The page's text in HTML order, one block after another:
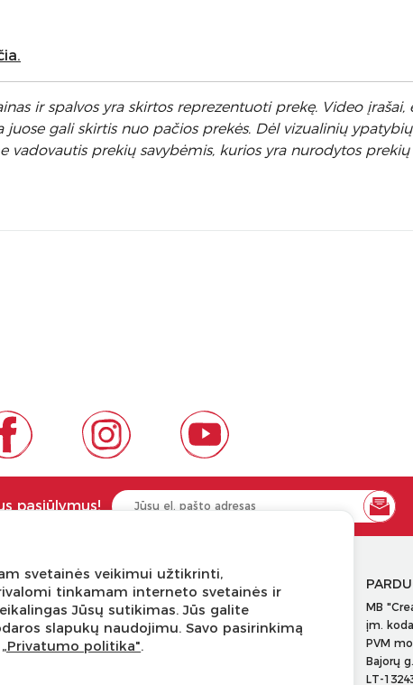
ir spalvos yra skirtos reprezentuoti prekę. Video įrašai,
gali skirtis nuo pačios prekės. Dėl vizualinių
prekių savybėmis, kurios yra nurodytos prekių
pasiūlymus!
APIE PREKĖS ŽENKLUS
Kas yra LaQ?
BRAIN BUILDERS kūdikiams
IWAKO trintukai-dėlionės
MB
įm.
PVM
Bajorų
LT-
svetainės veikimui užtikrinti,
tinkamam interneto svetainės ir
Jūsų sutikimas. Jūs galite
slapukų naudojimu. Savo pasirinkimą
„Privatumo politika".